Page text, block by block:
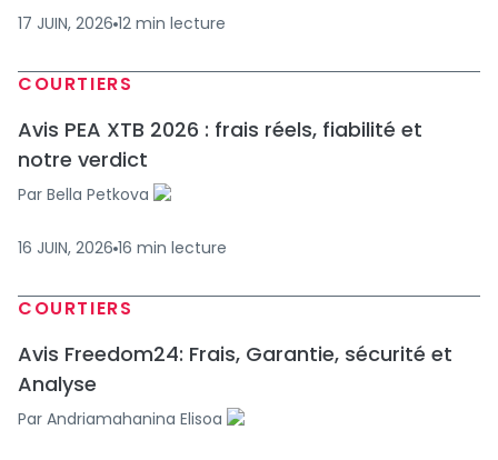
17 JUIN, 2026 12 min lecture
COURTIERS
Avis PEA XTB 2026 : frais réels, fiabilité et
notre verdict
Par Bella Petkova
16 JUIN, 2026 16 min lecture
COURTIERS
Avis Freedom24: Frais, Garantie, sécurité et
Analyse
Par Andriamahanina Elisoa